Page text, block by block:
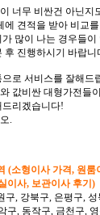
너무 비싼건 아닌지
에 견적을 받아 비교
많이 나는 경우들
후 진행하시기 바랍니
으로 서비스를 잘해드
값비싼 대형가전들
리겠습니다!
.
(소형이사 가격, 원
이사, 보관이사 후기)
구, 강북구, 은평구,
구, 동작구, 금천구,